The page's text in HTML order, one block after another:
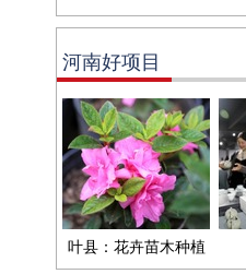
河南好项目
叶县：花卉苗木种植